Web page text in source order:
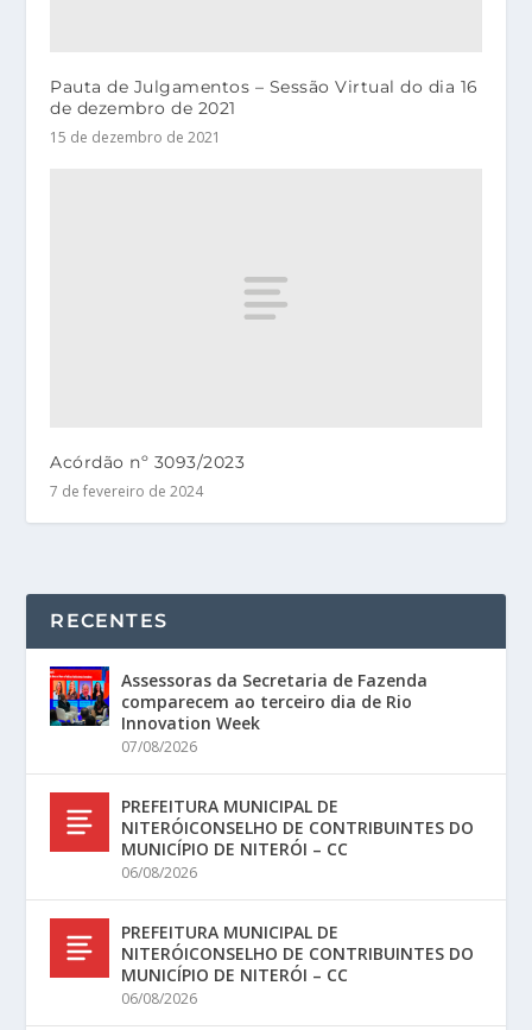
Pauta de Julgamentos – Sessão Virtual do dia 16
de dezembro de 2021
15 de dezembro de 2021
Acórdão nº 3093/2023
7 de fevereiro de 2024
RECENTES
Assessoras da Secretaria de Fazenda
comparecem ao terceiro dia de Rio
Innovation Week
07/08/2026
PREFEITURA MUNICIPAL DE
NITERÓICONSELHO DE CONTRIBUINTES DO
MUNICÍPIO DE NITERÓI – CC
06/08/2026
PREFEITURA MUNICIPAL DE
NITERÓICONSELHO DE CONTRIBUINTES DO
MUNICÍPIO DE NITERÓI – CC
06/08/2026